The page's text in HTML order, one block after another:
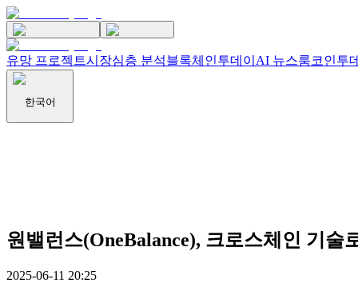
유망 프로젝트시장심층 분석블록체인투데이 AI 뉴스룸코인투
한국어
원밸런스(OneBalance), 크로스체인 기술
2025-06-11 20:25